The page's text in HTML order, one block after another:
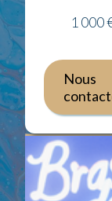
1 000
Nous